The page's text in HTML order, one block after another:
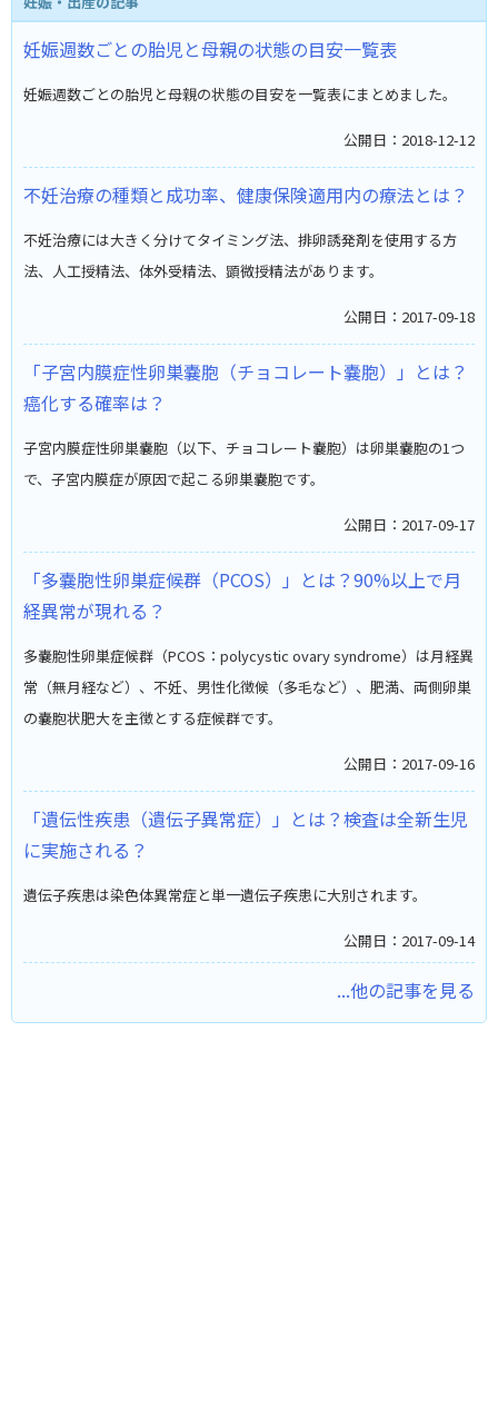
妊娠週数ごとの胎児と母親の状態の目安一覧表
妊娠週数ごとの胎児と母親の状態の目安を一覧表にまとめました。
公開日：2018-12-12
不妊治療の種類と成功率、健康保険適用内の療法とは？
不妊治療には大きく分けてタイミング法、排卵誘発剤を使用する方
法、人工授精法、体外受精法、顕微授精法があります。
公開日：2017-09-18
「子宮内膜症性卵巣嚢胞（チョコレート嚢胞）」とは？
癌化する確率は？
子宮内膜症性卵巣嚢胞（以下、チョコレート嚢胞）は卵巣嚢胞の1つ
で、子宮内膜症が原因で起こる卵巣嚢胞です。
公開日：2017-09-17
「多嚢胞性卵巣症候群（PCOS）」とは？90%以上で月
経異常が現れる？
多嚢胞性卵巣症候群（PCOS：polycystic ovary syndrome）は月経異
常（無月経など）、不妊、男性化徴候（多毛など）、肥満、両側卵巣
の嚢胞状肥大を主徴とする症候群です。
公開日：2017-09-16
「遺伝性疾患（遺伝子異常症）」とは？検査は全新生児
に実施される？
遺伝子疾患は染色体異常症と単一遺伝子疾患に大別されます。
公開日：2017-09-14
...他の記事を見る